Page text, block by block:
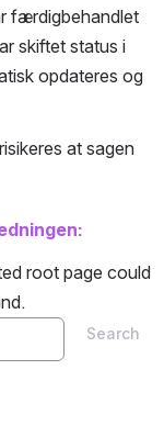
færdigbehandlet
skiftet status i
opdateres og
at sagen
root page could
Search